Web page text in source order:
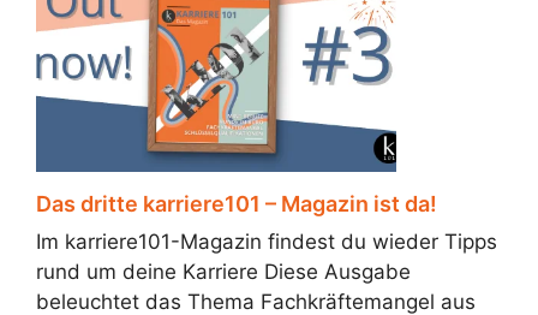
Das dritte karriere101 – Magazin ist da!
Im karriere101-Magazin findest du wieder Tipps
rund um deine Karriere Diese Ausgabe
beleuchtet das Thema Fachkräftemangel aus